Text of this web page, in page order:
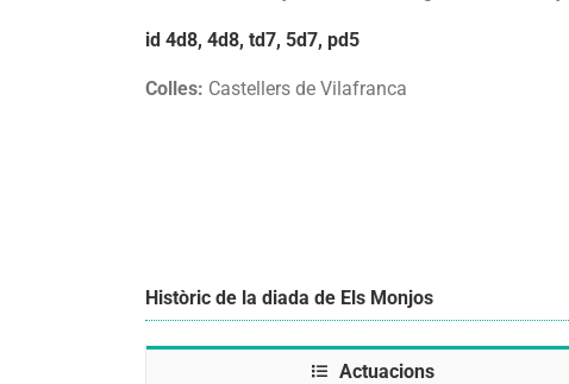
id 4d8, 4d8, td7, 5d7, pd5
Colles: Castellers de Vilafranca
Històric de la diada de Els Monjos
Actuacions